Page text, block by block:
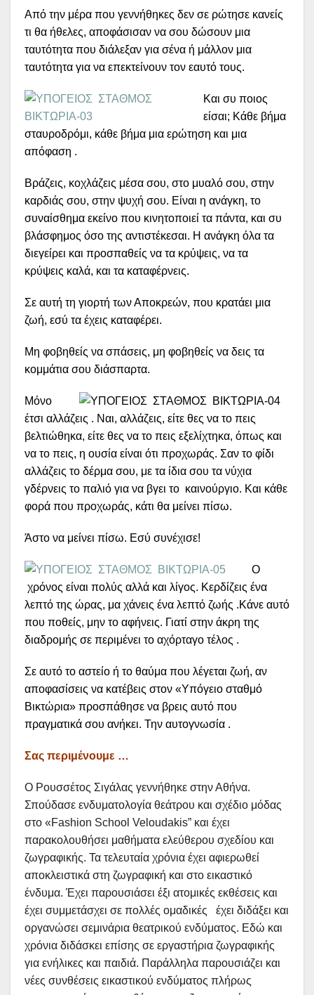
Από την μέρα που γεννήθηκες δεν σε ρώτησε κανείς
τι θα ήθελες, αποφάσισαν να σου δώσουν μια
ταυτότητα που διάλεξαν για σένα ή μάλλον μια
ταυτότητα για να επεκτείνουν τον εαυτό τους.
Και συ ποιος
είσαι; Κάθε βήμα
σταυροδρόμι, κάθε βήμα μια ερώτηση και μια
απόφαση .
Βράζεις, κοχλάζεις μέσα σου, στο μυαλό σου, στην
καρδιάς σου, στην ψυχή σου. Είναι η ανάγκη, το
συναίσθημα εκείνο που κινητοποιεί τα πάντα, και συ
βλάσφημος όσο της αντιστέκεσαι. Η ανάγκη όλα τα
διεγείρει και προσπαθείς να τα κρύψεις, να τα
κρύψεις καλά, και τα καταφέρνεις.
Σε αυτή τη γιορτή των Αποκρεών, που κρατάει μια
ζωή, εσύ τα έχεις καταφέρει.
Μη φοβηθείς να σπάσεις, μη φοβηθείς να δεις τα
κομμάτια σου διάσπαρτα.
Μόνο
έτσι αλλάζεις . Ναι, αλλάζεις, είτε θες να το πεις
βελτιώθηκα, είτε θες να το πεις εξελίχτηκα, όπως και
να το πεις, η ουσία είναι ότι προχωράς. Σαν το φίδι
αλλάζεις το δέρμα σου, με τα ίδια σου τα νύχια
γδέρνεις το παλιό για να βγει το καινούργιο. Και κάθε
φορά που προχωράς, κάτι θα μείνει πίσω.
Άστο να μείνει πίσω. Εσύ συνέχισε!
Ο
χρόνος είναι πολύς αλλά και λίγος. Κερδίζεις ένα
λεπτό της ώρας, μα χάνεις ένα λεπτό ζωής .Κάνε αυτό
που ποθείς, μην το αφήνεις. Γιατί στην άκρη της
διαδρομής σε περιμένει το αχόρταγο τέλος .
Σε αυτό το αστείο ή το θαύμα που λέγεται ζωή, αν
αποφασίσεις να κατέβεις στον «Υπόγειο σταθμό
Βικτώρια» προσπάθησε να βρεις αυτό που
πραγματικά σου ανήκει. Την αυτογνωσία .
Σας περιμένουμε …
Ο Ρουσσέτος Σιγάλας γεννήθηκε στην Αθήνα.
Σπούδασε ενδυματολογία θεάτρου και σχέδιο μόδας
στο «Fashion School Veloudakis” και έχει
παρακολουθήσει μαθήματα ελεύθερου σχεδίου και
ζωγραφικής. Τα τελευταία χρόνια έχει αφιερωθεί
αποκλειστικά στη ζωγραφική και στο εικαστικό
ένδυμα. Έχει παρουσιάσει έξι ατομικές εκθέσεις και
έχει συμμετάσχει σε πολλές ομαδικές έχει διδάξει και
οργανώσει σεμινάρια θεατρικού ενδύματος. Εδώ και
χρόνια διδάσκει επίσης σε εργαστήρια ζωγραφικής
για ενήλικες και παιδιά. Παράλληλα παρουσιάζει και
νέες συνθέσεις εικαστικού ενδύματος πλήρως